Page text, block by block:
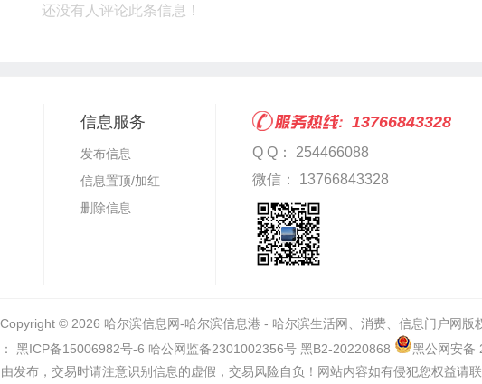
还没有人评论此条信息！
信息服务
发布信息
信息置顶/加红
删除信息
13766843328
Q Q： 254466088
微信： 13766843328
Copyright © 2026 哈尔滨信息网-哈尔滨信息港 - 哈尔滨生活网、消费、信息门户网 版
黑ICP备15006982号-6 哈公网监备2301002356号 黑B2-20220868
黑公网安备
发布，交易时请注意识别信息的虚假，交易风险自负！网站内容如有侵犯您权益请